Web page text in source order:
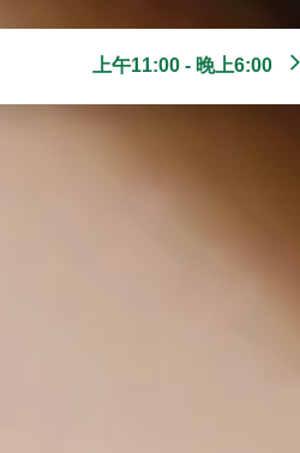
上午11:00 - 晚上6:00